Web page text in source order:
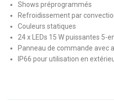
Shows préprogrammés
Refroidissement par
Couleurs statiques
24 x LEDs 15 W puissantes 5-
Panneau de commande avec
IP66 pour utilisation en